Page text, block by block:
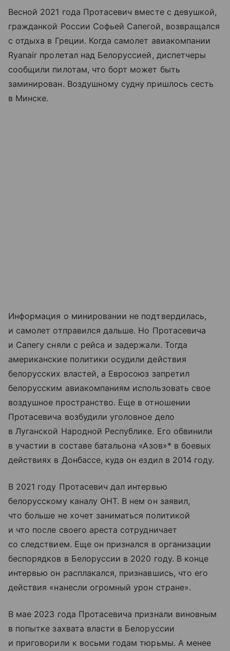
Весной 2021 года Протасевич вместе с девушкой,
гражданкой России Софьей Сапегой, возвращался
с отдыха в Греции. Когда самолет авиакомпании
Ryanair пролетал над Белоруссией, диспетчеры
сообщили пилотам, что борт может быть
заминирован. Воздушному судну пришлось сесть
в Минске.
Информация о минировании не подтвердилась,
и самолет отправился дальше. Но Протасевича
и Сапегу сняли с рейса и задержали. Тогда
американские политики осудили действия
белорусских властей, а Евросоюз запретил
белорусским авиакомпаниям использовать свое
воздушное пространство. Еще в отношении
Протасевича возбудили уголовное дело
в Луганской Народной Республике. Его обвинили
в участии в составе батальона «Азов»* в боевых
действиях в Донбассе, куда он ездил в 2014 году.
В 2021 году Протасевич дал интервью
белорусскому каналу ОНТ. В нем он заявил,
что больше не хочет заниматься политикой
и что после своего ареста сотрудничает
со следствием. Еще он признался в организации
беспорядков в Белоруссии в 2020 году. В конце
интервью он расплакался, признавшись, что его
действия «нанесли огромный урон стране».
В мае 2023 года Протасевича признали виновным
в попытке захвата власти в Белоруссии
и приговорили к восьми годам тюрьмы. А менее